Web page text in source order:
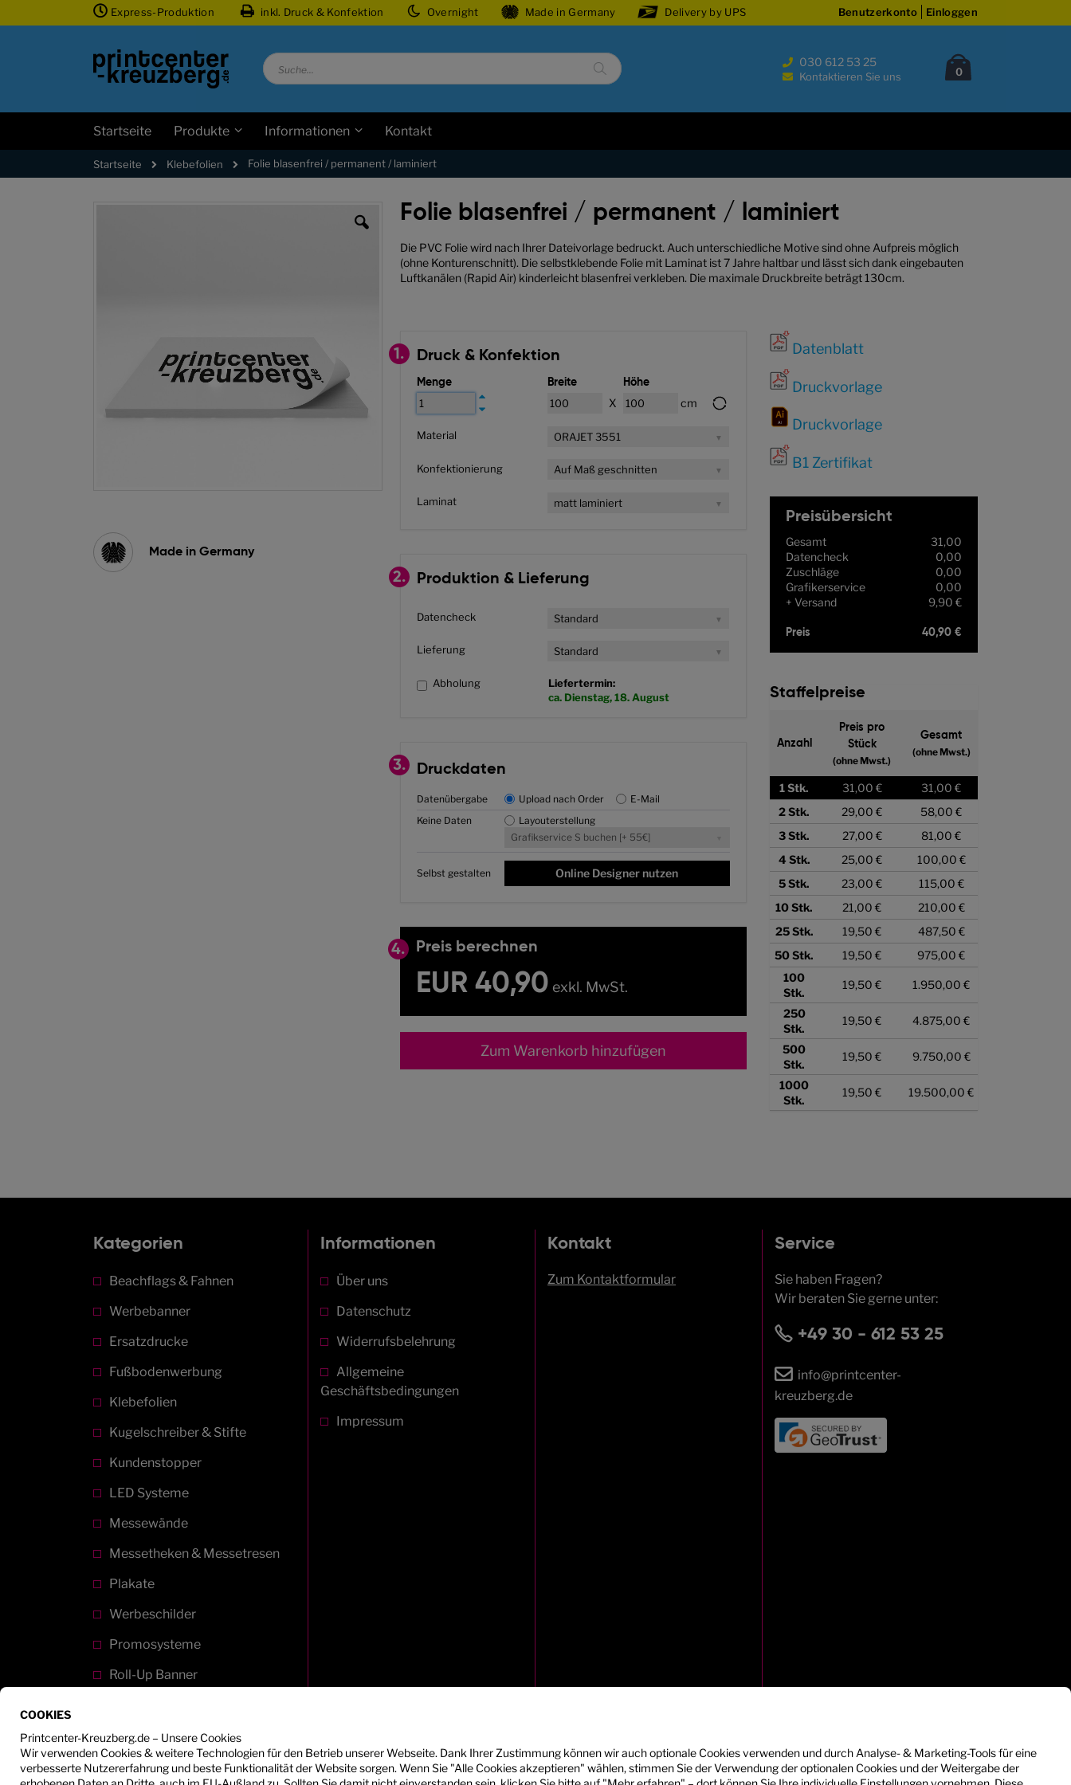
Zum
Inhalt
Express-Produktion inkl. Druck & Konfektion Overnight Made in Germany Delivery by UPS Benutzerkonto Einloggen
0Artikel
Suche
030 612 53 25
Kontaktieren Sie uns
Startseite Produkte Informationen Kontakt
Startseite Klebefolien Folie blasenfrei / permanent / laminiert
Bildgalerie
springen
Made in Germany
Folie blasenfrei / permanent / laminiert
Die PVC Folie wird nach Ihrer Dateivorlage bedruckt. Auch unterschiedliche Motive sind ohne Aufpreis möglich
(ohne Konturenschnitt). Die selbstklebende Folie mit Laminat ist 7 Jahre haltbar und lässt sich dank eingebauten
Luftkanälen (Rapid Air) kinderleicht blasenfrei verkleben. Die maximale Druckbreite beträgt 130cm.
Datenblatt
Druckvorlage
Druckvorlage
B1 Zertifikat
1. Druck & Konfektion
Menge Breite
X
Höhe
cm
Material ORAJET 3551
Konfektionierung Auf Maß geschnitten
Laminat matt laminiert
2. Produktion & Lieferung
Datencheck Standard
Lieferung Standard
Abholung
Liefertermin:
ca. Dienstag, 18. August
3. Druckdaten
Datenübergabe Upload nach Order
E-Mail
Keine Daten
Layouterstellung
Grafikservice S buchen [+ 55€]
Selbst gestalten Online Designer nutzen
4. Preis berechnen
EUR 40,90 exkl. MwSt.
Zum Warenkorb hinzufügen
Preisübersicht
Gesamt
31,00
Datencheck
0,00
Zuschläge
0,00
Grafikerservice
0,00
Versand
9,90 €
Preis 40,90 €
Staffelpreise
Anzahl
Preis pro
Stück
(ohne Mwst.)
Gesamt
(ohne Mwst.)
1Stk. 31,00 €
31,00 €
2Stk. 29,00 €
58,00 €
3Stk. 27,00 €
81,00 €
4Stk. 25,00 €
100,00 €
5Stk. 23,00 €
115,00 €
10Stk. 21,00 €
210,00 €
25Stk. 19,50 €
487,50 €
50Stk. 19,50 €
975,00 €
100
Stk.
19,50 € 1.950,00 €
250
Stk.
19,50 € 4.875,00 €
500
Stk.
19,50 € 9.750,00 €
1000
Stk.
19,50 € 19.500,00 €
Kategorien
Beachflags & Fahnen
Werbebanner
Ersatzdrucke
Fußbodenwerbung
Klebefolien
Kugelschreiber & Stifte
Kundenstopper
LED Systeme
Messewände
Messetheken & Messetresen
Plakate
Werbeschilder
Promosysteme
Roll-Up Banner
Tapeten
Textilrahmen
Informationen
Über uns
Datenschutz
Widerrufsbelehrung
Allgemeine
Geschäftsbedingungen
Impressum
Kontakt
Zum Kontaktformular
Service
Sie haben Fragen?
Wir beraten Sie gerne unter:
+49 30 - 612 53 25
info@printcenter-
kreuzberg.de
COOKIES
Printcenter-Kreuzberg.de – Unsere Cookies
Wir verwenden Cookies & weitere Technologien für den Betrieb unserer Webseite. Dank Ihrer Zustimmung können wir auch optionale Cookies verwenden und durch Analyse- & Marketing-Tools für eine
verbesserte Nutzererfahrung und beste Funktionalität der Website sorgen. Wenn Sie "Alle Cookies akzeptieren" wählen, stimmen Sie der Verwendung der optionalen Cookies und der Weitergabe der